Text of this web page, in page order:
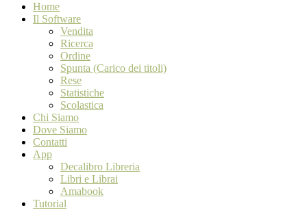
Home
Il Software
Vendita
Ricerca
Ordine
Spunta (Carico dei titoli)
Rese
Statistiche
Scolastica
Chi Siamo
Dove Siamo
Contatti
App
Decalibro Libreria
Libri e Librai
Amabook
Tutorial